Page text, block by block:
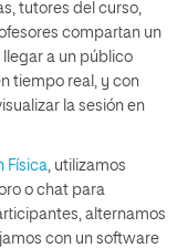
tutores del curso,
compartan un
a un público
tiempo real, y con
la sesión en
Física, utilizamos
o chat para
alternamos
con un software